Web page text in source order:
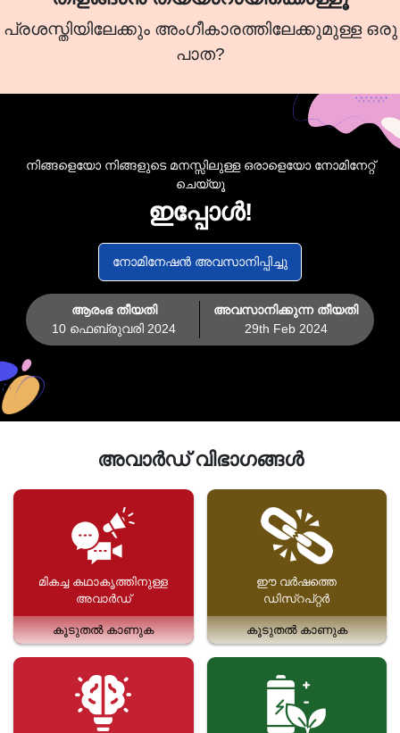
പ്രശസ്തിയിലേക്കും അംഗീകാരത്തിലേക്കുമുള്ള ഒരു
പാത?
നിങ്ങളെയോ നിങ്ങളുടെ മനസ്സിലുള്ള ഒരാളെയോ നോമിനേറ്റ്
ചെയ്യൂ
ഇപ്പോൾ!
നോമിനേഷൻ അവസാനിപ്പിച്ചു
ആരംഭ തീയതി
10 ഫെബ്രുവരി 2024
അവസാനിക്കുന്ന തീയതി
29th Feb 2024
അവാർഡ് വിഭാഗങ്ങൾ
മികച്ച കഥാകൃത്തിനുള്ള
അവാർഡ്
കൂടുതൽ കാണുക
ഈ വർഷത്തെ
ഡിസ്‌റപ്റ്റർ
കൂടുതൽ കാണുക